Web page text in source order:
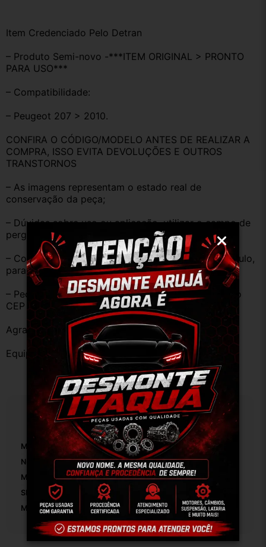
Item Credenciado Pelo Detran
– Produto Semi-novo -***ITEM ORIGINAL > PRONTO
PARA USO***
– Compatibilidade:
– Peugeot 207 > 2010.
CONFIRA O CÓDIGO/MODELO ANTES DE REALIZAR A
COMPRA, ISSO EVITA DEVOLUÇÕES E OUTROS
TRANSTORNOS
– As imagens representam o estado real de
conservação da peça;
– Dúvidas sobre uso ou aplicação, utilizar o campo de
perguntas;
– Compare o produto anunciado com o do seu veículo,
para evitar trocas;
– Peças que não tem opção de envio, favor deixar o
CEP na área de perguntas para realizar cotação.
Agradecemos a preferência!
Equipe DESMONTE ARUJÁ.
Especificações
Marca: Peugeot
Número De Peça:
Modelo: 207 2010
SKU:
Motivo De GTIN Vacío: Outro